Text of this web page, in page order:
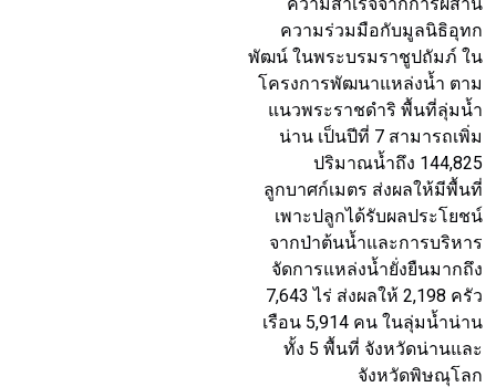
ความร่วมมือกับมูลนิธิอุทก
พัฒน์ ในพระบรมราชูปถัมภ์ ใน
โครงการพัฒนาแหล่งน้ำ ตาม
แนวพระราชดำริ พื้นที่ลุ่มน้ำ
น่าน เป็นปีที่ 7 สามารถเพิ่ม
ปริมาณน้ำถึง 144,825
ลูกบาศก์เมตร ส่งผลให้มีพื้นที่
เพาะปลูกได้รับผลประโยชน์
จากป่าต้นน้ำและการบริหาร
จัดการแหล่งน้ำยั่งยืนมากถึง
7,643 ไร่ ส่งผลให้ 2,198 ครัว
เรือน 5,914 คน ในลุ่มน้ำน่าน
ทั้ง 5 พื้นที่ จังหวัดน่านและ
จังหวัดพิษณุโลก